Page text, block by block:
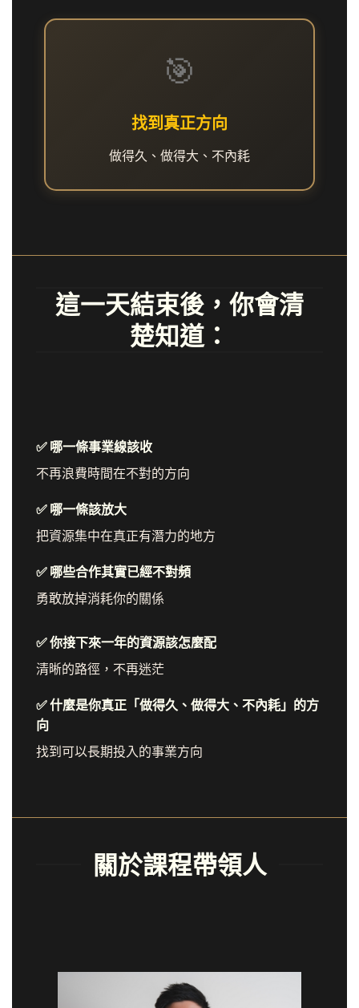
🎯
找到真正方向
做得久、做得大、不內耗
這一天結束後，你會清
楚知道：
✅ 哪一條事業線該收
不再浪費時間在不對的方向
✅ 哪一條該放大
把資源集中在真正有潛力的地方
✅ 哪些合作其實已經不對頻
勇敢放掉消耗你的關係
✅ 你接下來一年的資源該怎麼配
清晰的路徑，不再迷茫
✅ 什麼是你真正「做得久、做得大、不內耗」的方
向
找到可以長期投入的事業方向
關於課程帶領人